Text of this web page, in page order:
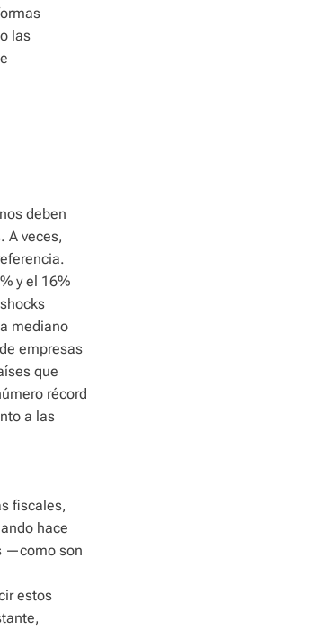
las
deben
A veces,
y el 16%
mediano
empresas
que
récord
a las
fiscales,
hace
—como son
estos